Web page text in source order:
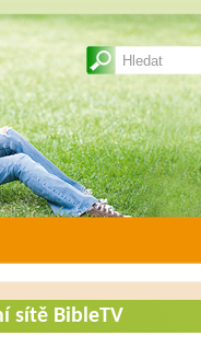
sítě BibleTV